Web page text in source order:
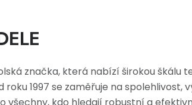
značka, která nabízí širokou škálu
roku 1997 se zaměřuje na